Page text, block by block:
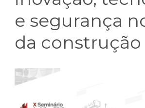
e segurança
da construção